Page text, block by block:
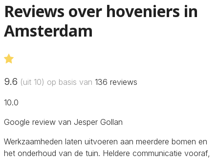
Reviews over hoveniers in
Amsterdam
9.6 (uit 10) op basis van 136 reviews
10.0
Google review van Jesper Gollan
Werkzaamheden laten uitvoeren aan meerdere bomen en
het onderhoud van de tuin. Heldere communicatie vooraf,